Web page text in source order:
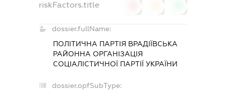
riskFactors.title
dossier.fullName:
ПОЛІТИЧНА ПАРТІЯ ВРАДІЇВСЬКА
РАЙОННА ОРГАНІЗАЦІЯ
СОЦІАЛІСТИЧНОЇ ПАРТІЇ УКРАЇНИ
dossier.opfSubType: